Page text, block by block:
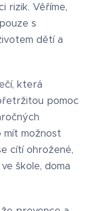
rizik. Věříme,
s
dětí a
která
pomoc
mít možnost
cítí ohrožené,
škole, doma